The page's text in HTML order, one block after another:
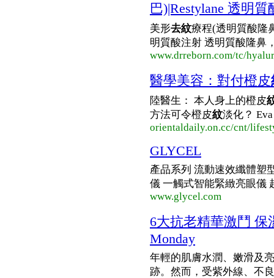
巴)|Restylane 透明
美形去紋療程(透明質酸隆
明質酸注射 透明質酸隆鼻
www.drreborn.com/tc/
醫學美容：對付橙皮
陸醫生： 本人身上的橙皮
方法可令橙皮紋淡化？
orientaldaily.on.cc/cnt/
GLYCEL
產品系列 流動速效纖體塑
儀 一觸式智能緊緻亮眼儀
www.glycel.com
6大抗老精華激鬥 保
Monday
年輕的肌膚水潤、嫩滑及
跡。然而，受紫外線、不